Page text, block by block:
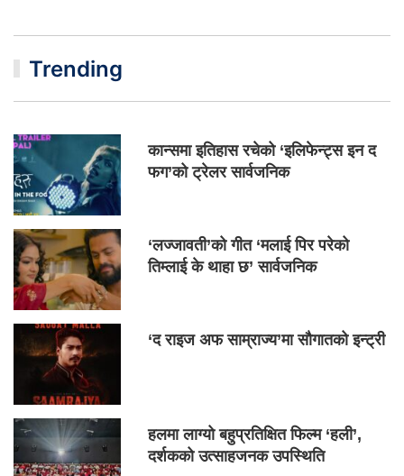
Trending
कान्समा इतिहास रचेको ‘इलिफेन्ट्स इन द
फग’को ट्रेलर सार्वजनिक
‘लज्जावती’को गीत ‘मलाई पिर परेको
तिम्लाई के थाहा छ’ सार्वजनिक
‘द राइज अफ साम्राज्य’मा सौगातको इन्ट्री
हलमा लाग्यो बहुप्रतिक्षित फिल्म ‘हली’,
दर्शकको उत्साहजनक उपस्थिति